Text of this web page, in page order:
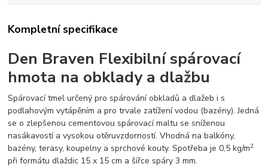
Kompletní specifikace
Den Braven Flexibilní spárovací
hmota na obklady a dlažbu
Spárovací tmel určený pro spárování obkladů a dlažeb i s
podlahovým vytápěním a pro trvale zatížení vodou (bazény). Jedná
se o zlepšenou cementovou spárovací maltu se sníženou
nasákavostí a vysokou otěruvzdorností. Vhodná na balkóny,
bazény, terasy, koupelny a sprchové kouty. Spotřeba je 0,5 kg/m2
při formátu dlaždic 15 x 15 cm a šířce spáry 3 mm.